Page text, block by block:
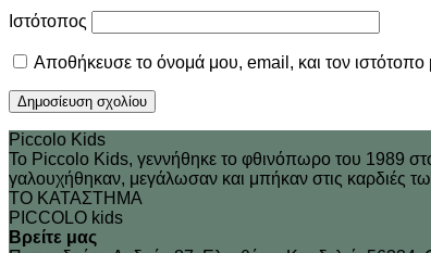
Ιστότοπος
Αποθήκευσε το όνομά μου, email, και τον
Piccolo Kids
Το Piccolo Kids, γεννήθηκε το φθινόπωρο του 1989
γαλουχήθηκαν, μεγάλωσαν και μπήκαν στις καρδιές
ΤΟ ΚΑΤΑΣΤΗΜΑ
PICCOLO kids
Βρείτε μας